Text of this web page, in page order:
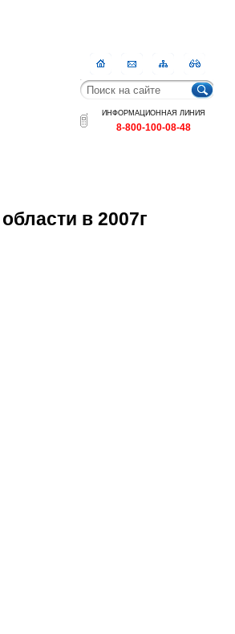
ГлавнаяКонтактыКарта
сайта
RSS
ИНФОРМАЦИОННАЯ ЛИНИЯ
8-800-100-08-48
в 2007г